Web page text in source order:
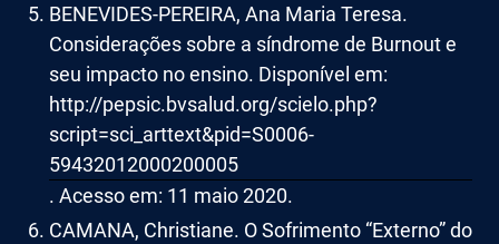
BENEVIDES-PEREIRA, Ana Maria Teresa.
Considerações sobre a síndrome de Burnout e
seu impacto no ensino. Disponível em:
http://pepsic.bvsalud.org/scielo.php?
script=sci_arttext&pid=S0006-
59432012000200005
. Acesso em: 11 maio 2020.
CAMANA, Christiane. O Sofrimento “Externo” do